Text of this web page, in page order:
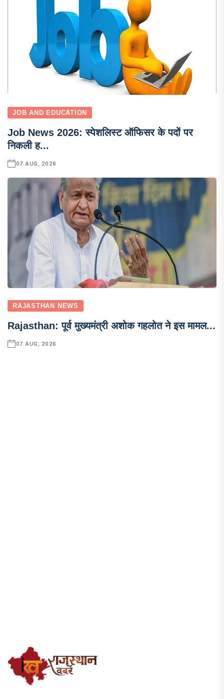
JOB AND EDUCATION
Job News 2026: स्पेशलिस्ट ऑफिसर के पदों पर
निकली ह...
07 AUG, 2026
RAJASTHAN NEWS
Rajasthan: पूर्व मुख्यमंत्री अशोक गहलोत ने इस मामल...
07 AUG, 2026